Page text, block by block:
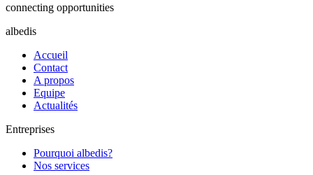
connecting opportunities
albedis
Accueil
Contact
A propos
Equipe
Actualités
Entreprises
Pourquoi albedis?
Nos services